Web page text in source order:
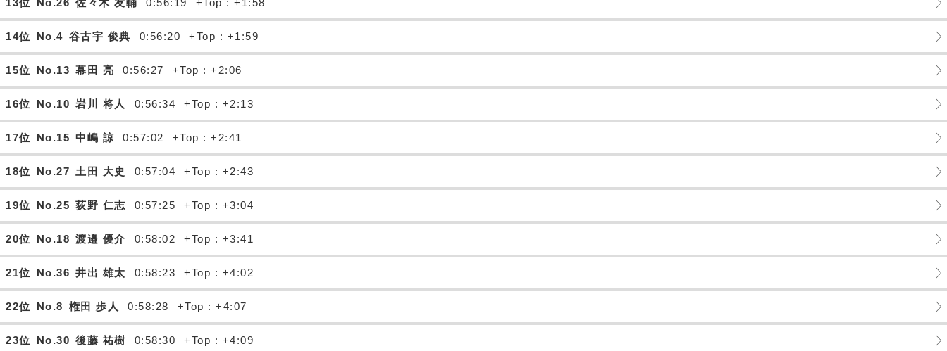
14位 No.4 谷古宇 俊典 0:56:20 +Top : +1:59
15位 No.13 幕田 亮 0:56:27 +Top : +2:06
16位 No.10 岩川 将人 0:56:34 +Top : +2:13
17位 No.15 中嶋 諒 0:57:02 +Top : +2:41
18位 No.27 土田 大史 0:57:04 +Top : +2:43
19位 No.25 荻野 仁志 0:57:25 +Top : +3:04
20位 No.18 渡邉 優介 0:58:02 +Top : +3:41
21位 No.36 井出 雄太 0:58:23 +Top : +4:02
22位 No.8 権田 歩人 0:58:28 +Top : +4:07
23位 No.30 後藤 祐樹 0:58:30 +Top : +4:09